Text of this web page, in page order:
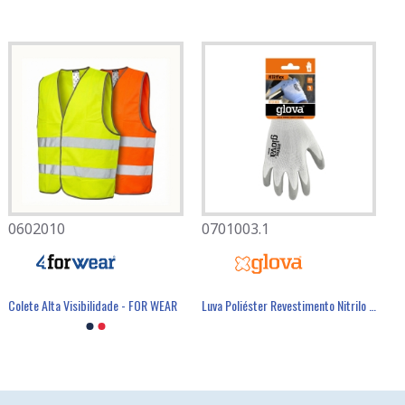
0602010
Colete Alta Visibilidade - FOR WEAR
0701003.1